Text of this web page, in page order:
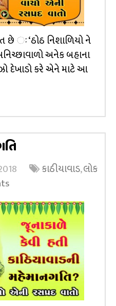
ઃ ‘ઠોઠ નિશાળિયો ને
અનેક બહાના
દેખાડો કરે એને માટે આ
કાઠીયાવાડ,લોક